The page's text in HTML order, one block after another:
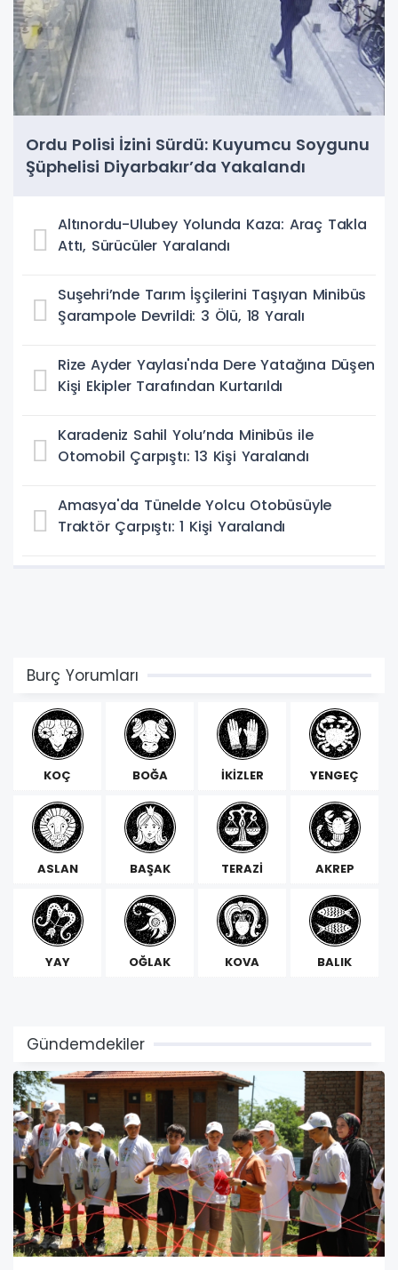
Ordu Polisi İzini Sürdü: Kuyumcu Soygunu
Şüphelisi Diyarbakır’da Yakalandı
Altınordu-Ulubey Yolunda Kaza: Araç Takla
Attı, Sürücüler Yaralandı
Suşehri’nde Tarım İşçilerini Taşıyan Minibüs
Şarampole Devrildi: 3 Ölü, 18 Yaralı
Rize Ayder Yaylası'nda Dere Yatağına Düşen
Kişi Ekipler Tarafından Kurtarıldı
Karadeniz Sahil Yolu’nda Minibüs ile
Otomobil Çarpıştı: 13 Kişi Yaralandı
Amasya'da Tünelde Yolcu Otobüsüyle
Traktör Çarpıştı: 1 Kişi Yaralandı
Burç Yorumları
KOÇ BOĞA İKİZLER YENGEÇ
ASLAN BAŞAK TERAZİ AKREP
YAY OĞLAK KOVA BALIK
Gündemdekiler